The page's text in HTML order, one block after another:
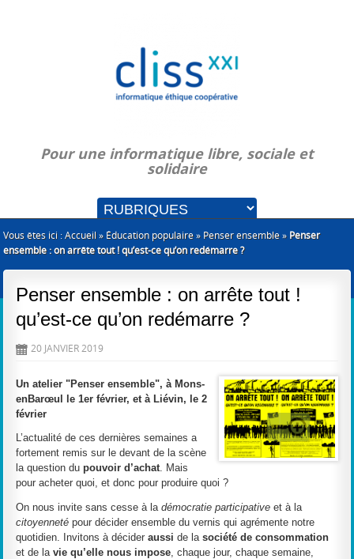
Pour une informatique libre, sociale et
solidaire
Vous êtes ici :Accueil » Éducation populaire » Penser ensemble » Penser
ensemble : on arrête tout ! qu’est-ce qu’on redémarre ?
Penser ensemble : on arrête tout !
qu’est-ce qu’on redémarre ?
D 20 JANVIER 2019
Un atelier "Penser ensemble", à Mons-
enBarœul le 1er février, et à Liévin, le 2
février
L’actualité de ces dernières semaines a
fortement remis sur le devant de la scène
la question dupouvoir d’achat. Mais
pour acheter quoi, et donc pour produire quoi ?
On nous invite sans cesse à ladémocratie participative et à la
citoyenneté pour décider ensemble du vernis qui agrémente notre
quotidien. Invitons à décideraussi de lasociété de consommation
et de lavie qu’elle nous impose , chaque jour, chaque semaine,